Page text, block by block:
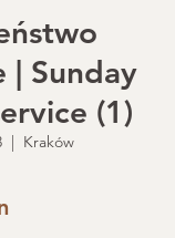
| Sunday
(1)
  |
Kraków